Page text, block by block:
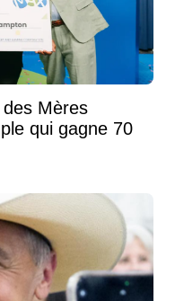
Mères
qui gagne 70